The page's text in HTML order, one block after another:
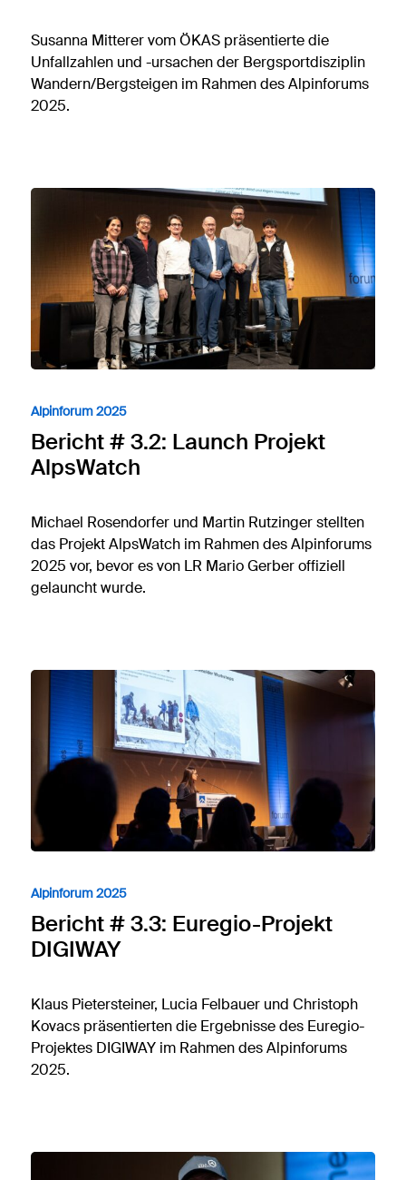
Susanna Mitterer vom ÖKAS präsentierte die
Unfallzahlen und -ursachen der Bergsportdisziplin
Wandern/Bergsteigen im Rahmen des Alpinforums
2025.
Alpinforum 2025
Bericht # 3.2: Launch Projekt
AlpsWatch
Michael Rosendorfer und Martin Rutzinger stellten
das Projekt AlpsWatch im Rahmen des Alpinforums
2025 vor, bevor es von LR Mario Gerber offiziell
gelauncht wurde.
Alpinforum 2025
Bericht # 3.3: Euregio-Projekt
DIGIWAY
Klaus Pietersteiner, Lucia Felbauer und Christoph
Kovacs präsentierten die Ergebnisse des Euregio-
Projektes DIGIWAY im Rahmen des Alpinforums
2025.